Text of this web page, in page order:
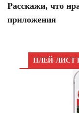
Расскажи, что
приложения
ПЛЕЙ-ЛИСТ